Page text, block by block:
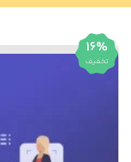
16%
تخفیف